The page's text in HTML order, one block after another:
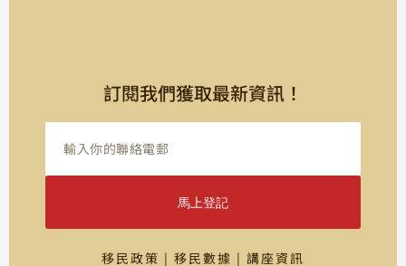
訂閱我們獲取最新資訊！
馬上登記
移民政策 | 移民數據 | 講座資訊